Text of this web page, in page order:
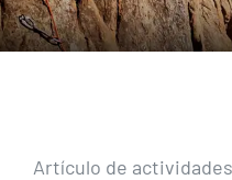
Artículo de